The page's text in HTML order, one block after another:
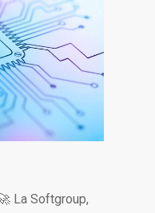
La Softgroup,